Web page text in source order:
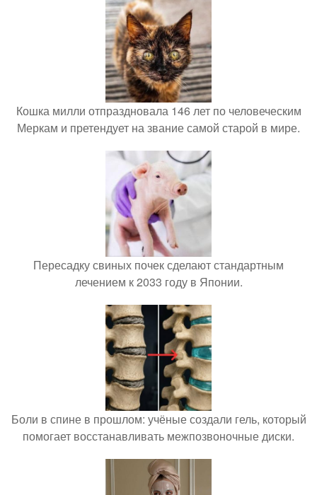
Кошка милли отпраздновала 146 лет по человеческим
Меркам и претендует на звание самой старой в мире.
Пересадку свиных почек сделают стандартным
лечением к 2033 году в Японии.
Боли в спине в прошлом: учёные создали гель, который
помогает восстанавливать межпозвоночные диски.